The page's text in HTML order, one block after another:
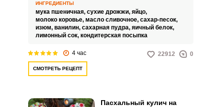
временем и опытом, он простой
и быстрый.
ИНГРЕДИЕНТЫ
мука пшеничная, сухие дрожжи, яйцо,
молоко коровье, масло сливочное, сахар-песок,
изюм, ванилин, сахарная пудра, яичный белок,
лимонный сок, кондитерская посыпка
4 час 22912 0
СМОТРЕТЬ РЕЦЕПТ
Пасхальный кулич на